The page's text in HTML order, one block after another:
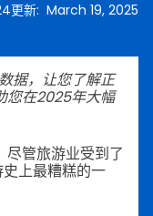
更新: March 19, 2025
据，让您了解正
您在2025年大幅
管旅游业受到了
上最糟糕的一